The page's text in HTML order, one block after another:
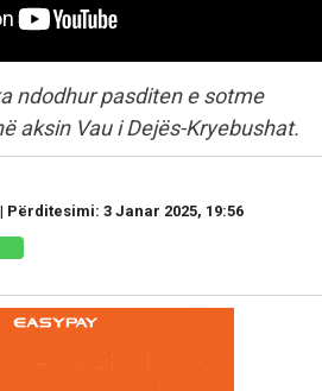
ndodhur pasditen e sotme
aksin Vau i Dejës-Kryebushat.
Përditesimi: 3 Janar 2025, 19:56